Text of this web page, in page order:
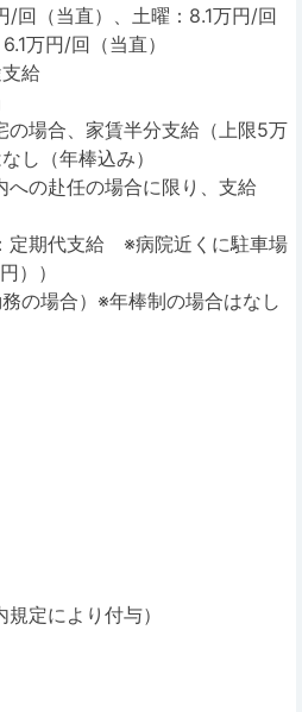
/回（当直）、土曜：8.1万円/回
万円/回（当直）
給
の場合、家賃半分支給（上限5万
し（年棒込み）
への赴任の場合に限り、支給
定期代支給 ※病院近くに駐車場
））
の場合）※年棒制の場合はなし
定により付与）